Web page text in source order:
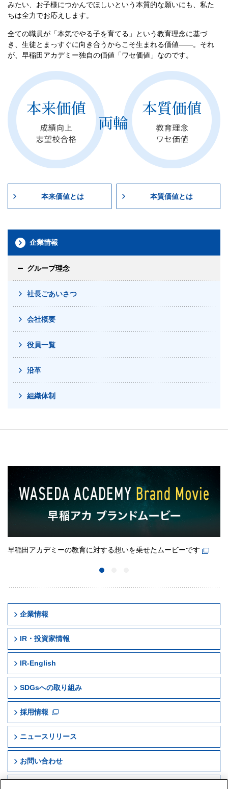
みたい、お子様につかんでほしいという本質的な願いにも、私た
ちは全力でお応えします。
全ての職員が「本気でやる子を育てる」という教育理念に基づ
き、生徒とまっすぐに向き合うからこそ生まれる価値――。 それ
が、早稲田アカデミー独自の価値「ワセ価値」なのです。
本来価値とは 本質価値とは
企業情報
グループ理念
社長ごあいさつ
会社概要
役員一覧
沿革
組織体制
早稲田アカデミーの教育に対する想いを乗せたムービーです
企業情報
IR・投資家情報
早稲アカ早わかり
IRニュース
よくあるご質問
電子公告
IR-English
Company Profile
Operating Results and Financial Information
IR Library
SDGsへの取り組み
採用情報
ニュースリリース
お問い合わせ